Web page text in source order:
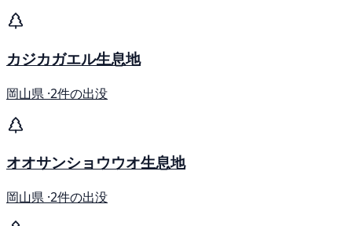
カジカガエル生息地
岡山県 ·2件の出没
オオサンショウウオ生息地
岡山県 ·2件の出没